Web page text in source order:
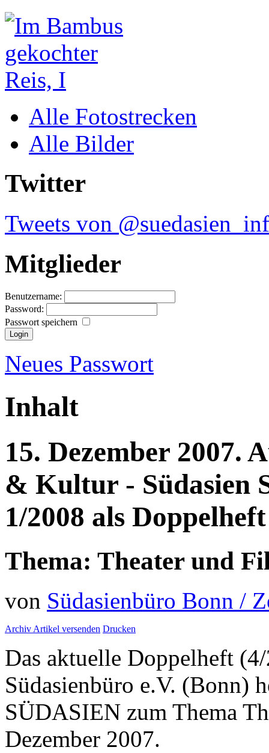
Alle Fotostrecken
Alle Bilder
Twitter
Tweets von
Mitglieder
Benutzername:
Password:
Passwort speichern
Neues Passwort
Inhalt
15. Dezember 2007.
& Kultur - Südasien
1/2008 als Doppelheft
Thema: Theater und
von Südasienbüro Bonn /
ArchivArtikel versenden Drucken
Das aktuelle Doppelheft
Südasienbüro e.V. (Bonn)
SÜDASIEN zum Thema
Dezember 2007.